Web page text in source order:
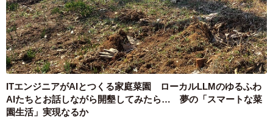
ITエンジニアがAIとつくる家庭菜園 ローカルLLMのゆるふわ
AIたちとお話しながら開墾してみたら… 夢の「スマートな菜
園生活」実現なるか